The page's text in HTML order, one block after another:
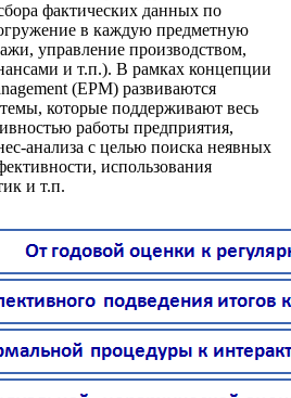
фактических данных по
в каждую предметную
управление производством,
и т.п.). В рамках концепции
(EPM) развиваются
которые поддерживают весь
работы предприятия,
анализа с целью поиска неявных
использования
и т.п.